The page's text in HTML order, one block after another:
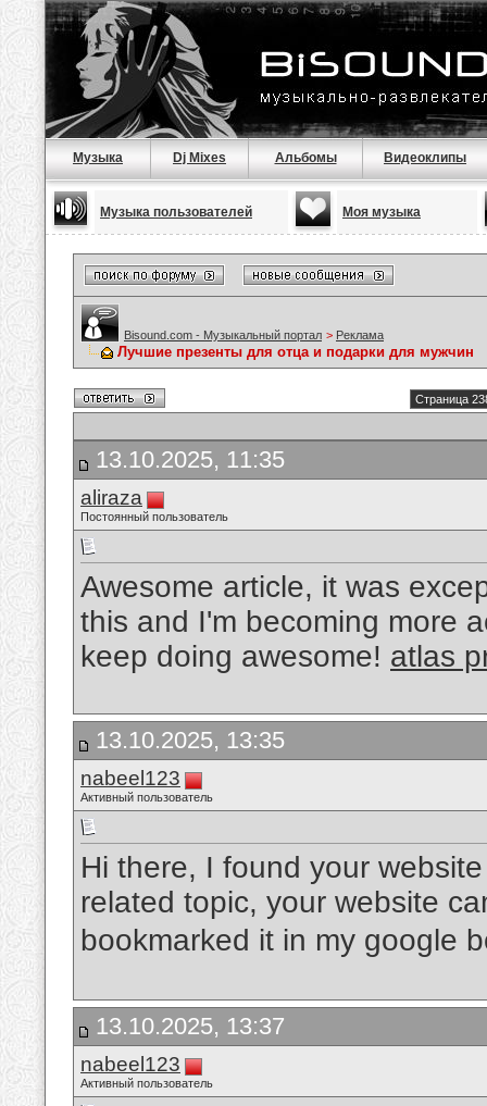
Музыка Dj Mixes Альбомы Видеоклипы
Музыка пользователей Моя музыка
Bisound.com - Музыкальный портал > Реклама
Лучшие презенты для отца и подарки для мужчин
Страница
13.10.2025, 11:35
aliraza
Постоянный пользователь
Awesome article, it was
this and I'm becoming more
keep doing awesome! atlas
13.10.2025, 13:35
nabeel123
Активный пользователь
Hi there, I found your
related topic, your website
bookmarked it in my google
13.10.2025, 13:37
nabeel123
Активный пользователь